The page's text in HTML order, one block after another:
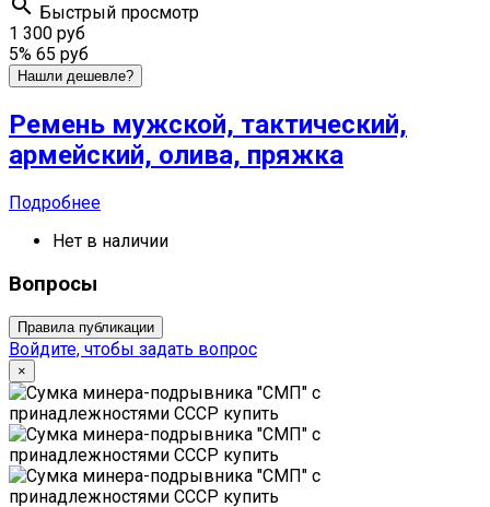
 Быстрый просмотр
1 300 руб
5% 65 руб
Нашли дешевле?
Ремень мужской, тактический,
армейский, олива, пряжка
Подробнее
Нет в наличии
Вопросы
Правила публикации
Войдите, чтобы задать вопрос
×